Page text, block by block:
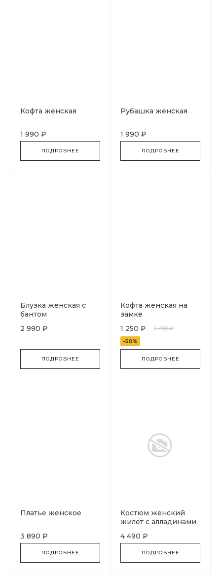
Кофта женская
1 990 ₽
ПОДРОБНЕЕ
Рубашка женская
1 990 ₽
ПОДРОБНЕЕ
Блузка женская с
бантом
2 990 ₽
ПОДРОБНЕЕ
Кофта женская на
замке
1 250 ₽
2 490 ₽
-50%
ПОДРОБНЕЕ
Платье женское
3 890 ₽
ПОДРОБНЕЕ
Костюм женский
жилет с алладинами
4 490 ₽
ПОДРОБНЕЕ